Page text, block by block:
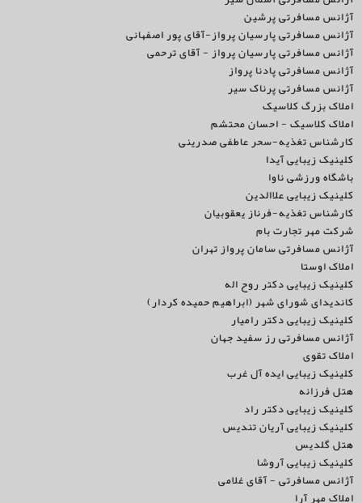
آژانس مسافرتی پرشین
آژانس مسافرتی پارسیان پرواز-آقای پور اصفهانی
آژانس مسافرتی پارسیان پرواز - آقای ترحمی
آژانس مسافرتی پادنا پرواز
آژانس مسافرتی پرناک سیر
املاک بزرگ کلاسیک
املاک کلاسیک - احسان محتشم
کارشناس تغذیه-سحر عاطفی صدرینی
کلینیک زیبایی آیدا
باشگاه ورزشی ناوا
کلینیک زیبایی علاالدین
کارشناس تغذیه-فرناز یعقوبیان
شرکت مهر تجارت بام
آژانس مسافرتی سامان پرواز تهران
املاک اوستا
کلینیک زیبایی دکتر روح اله
کاندیدای شورای شهر (ابراهیم حمیده کردار)
کلینیک زیبایی دکتر رامیار
آژانس مسافرتی رز سفید جهان
املاک تقوی
کلینیک زیبایی ایده آل غرب
هتل فرزانه
کلینیک زیبایی دکتر راد
کلینیک زیبایی آریان تندیس
هتل گلدیس
کلینیک زیبایی آروشا
آژانس مسافرتی - آقای غلامی
املاک مهر آرا